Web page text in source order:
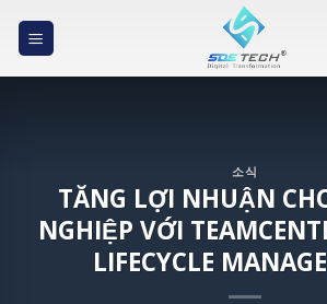
소식
TĂNG LỢI NHUẬN
NGHIỆP VỚI
LIFECYCLE